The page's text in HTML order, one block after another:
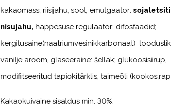
kakaomass, riisijahu, sool, emulgaator:
nisujahu, happesuse regulaator: difosfaadid;
kergitusaine(naatriumvesinikkarbonaat) looduslik
vanilje aroom, glaseeraine: šellak; glükoosisiirup,
modifitseeritudtapiokitärklis, taimeõli
Kakaokuivaine sisaldus min. 30%.